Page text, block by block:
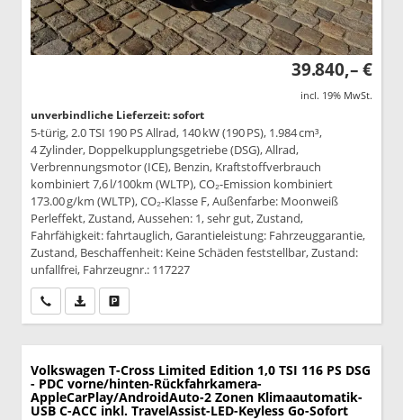
39.840,– €
incl. 19% MwSt.
unverbindliche Lieferzeit: sofort
5-türig, 2.0 TSI 190 PS Allrad, 140 kW (190 PS), 1.984 cm³,
4 Zylinder, Doppelkupplungsgetriebe (DSG), Allrad,
Verbrennungsmotor (ICE), Benzin, Kraftstoffverbrauch
kombiniert 7,6 l/100km (WLTP), CO₂-Emission kombiniert
173.00 g/km (WLTP), CO₂-Klasse F, Außenfarbe: Moonweiß
Perleffekt, Zustand, Aussehen: 1, sehr gut, Zustand,
Fahrfähigkeit: fahrtauglich, Garantieleistung: Fahrzeuggarantie,
Zustand, Beschaffenheit: Keine Schäden feststellbar, Zustand:
unfallfrei, Fahrzeugnr.: 117227
Wir rufen Sie anPDF-Datei, Fahrzeugexposé drucken
Volkswagen T-Cross Limited Edition 1,0 TSI 116 PS DSG
- PDC vorne/hinten-Rückfahrkamera-
AppleCarPlay/AndroidAuto-2 Zonen Klimaautomatik-
USB C-ACC inkl. TravelAssist-LED-Keyless Go-Sofort